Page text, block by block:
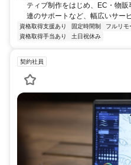
ティブ制作をはじめ、EC・物
連のサポートなど、幅広いサー
資格取得支援あり 固定時間制 フルリモ
資格取得手当あり
土日祝休み
契約社員